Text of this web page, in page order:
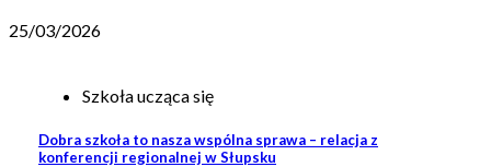
25/03/2026
Szkoła ucząca się
Dobra szkoła to nasza wspólna sprawa – relacja z
konferencji regionalnej w Słupsku